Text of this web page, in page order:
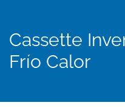
Cassette
Frío Calor